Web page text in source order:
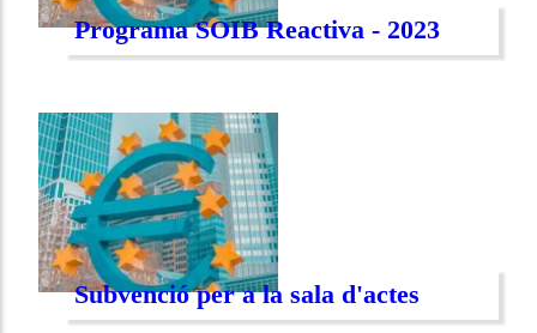
Programa SOIB Reactiva - 2023
Subvenció per a la sala d'actes